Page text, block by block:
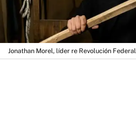
Jonathan Morel, líder re Revolución Federal